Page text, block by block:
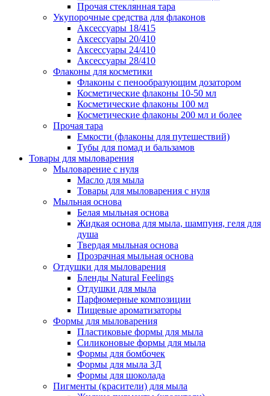
Прочая стеклянная тара
Укупорочные средства для флаконов
Аксессуары 18/415
Аксессуары 20/410
Аксессуары 24/410
Аксессуары 28/410
Флаконы для косметики
Флаконы с пенообразующим дозатором
Косметические флаконы 10-50 мл
Косметические флаконы 100 мл
Косметические флаконы 200 мл и более
Прочая тара
Емкости (флаконы для путешествий)
Тубы для помад и бальзамов
Товары для мыловарения
Мыловарение с нуля
Масло для мыла
Товары для мыловарения с нуля
Мыльная основа
Белая мыльная основа
Жидкая основа для мыла, шампуня, геля для
душа
Твердая мыльная основа
Прозрачная мыльная основа
Отдушки для мыловарения
Бленды Natural Feelings
Отдушки для мыла
Парфюмерные композиции
Пищевые ароматизаторы
Формы для мыловарения
Пластиковые формы для мыла
Силиконовые формы для мыла
Формы для бомбочек
Формы для мыла 3Д
Формы для шоколада
Пигменты (красители) для мыла